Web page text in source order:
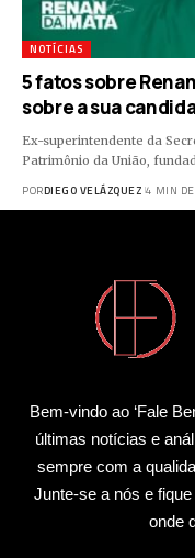
NOTÍCIAS
5 fatos sobre
sobre a sua
Ex-superintendente da
Patrimônio da União,
PORDIEGO VELÁZQUEZ 4 MIN
Bem-vindo ao ‘Fale
últimas notícias e
sempre com a
Junte-se a nós e
onde